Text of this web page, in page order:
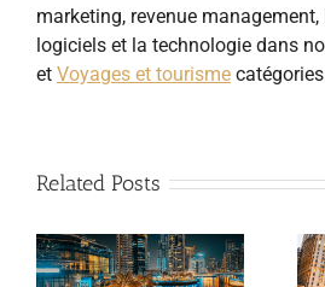
marketing, revenue
logiciels et la technologie dans
et Voyages et tourisme
Related Posts